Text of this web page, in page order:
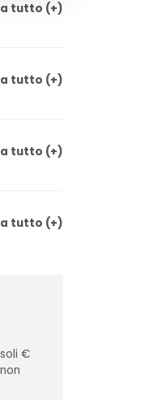
tutto (+)
tutto (+)
tutto (+)
tutto (+)
€